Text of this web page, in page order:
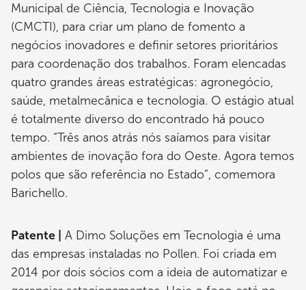
Municipal de Ciência, Tecnologia e Inovação
(CMCTI), para criar um plano de fomento a
negócios inovadores e definir setores prioritários
para coordenação dos trabalhos. Foram elencadas
quatro grandes áreas estratégicas: agronegócio,
saúde, metalmecânica e tecnologia. O estágio atual
é totalmente diverso do encontrado há pouco
tempo. “Três anos atrás nós saíamos para visitar
ambientes de inovação fora do Oeste. Agora temos
polos que são referência no Estado”, comemora
Barichello.
Patente |
A Dimo Soluções em Tecnologia é uma
das empresas instaladas no Pollen. Foi criada em
2014 por dois sócios com a ideia de automatizar e